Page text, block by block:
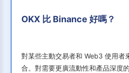
OKX 比 Binance 好嗎？
對某些主動交易者和 Web3 使用者
合。對需要更廣流動性和產品深度